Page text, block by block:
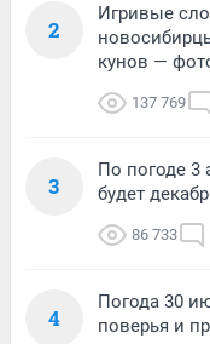
2
Игривые
кунов —
137 769
3
По погоде 3
будет
86 733
4
Погода 30
поверья и